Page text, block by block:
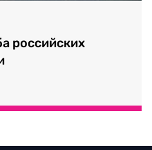
российских